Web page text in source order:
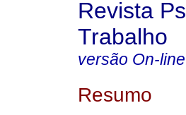
Revista
Trabalho
versão On-line
Resumo